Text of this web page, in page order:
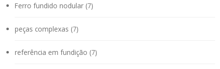
Ferro fundido nodular (7)
peças complexas (7)
referência em fundição (7)